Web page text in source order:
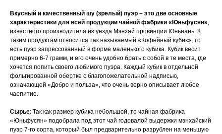
Вкусный и качественный шу (зрелый) пуэр – это две основные
характеристики для всей продукции чайной фабрики «Юньфусян»,
известного производителя из уезда Мэнхай провинции Юньнань. К
таким продуктам относится так называемый «Кофейный кубик», то
есть пуэр запрессованный в форме маленького кубика. Кубик весит
примерно 6-7 грамм, и его очень удобно брать с собой в те места, где
хочется попить своего любимого пуэра. Каждый кубик в отдельной
фольгированной обертке с благопожелательной надписью,
означающей «Добро и польза», что очень верно описывает любое
чаепитие.
Сырье: Так как размер кубика небольшой, то чайная фабрика
«Юньфусян» подобрала под этот чай годовалой выдержки мэнхайский
пуэр 7-го сорта, который был предварительно разрублен на меньшую